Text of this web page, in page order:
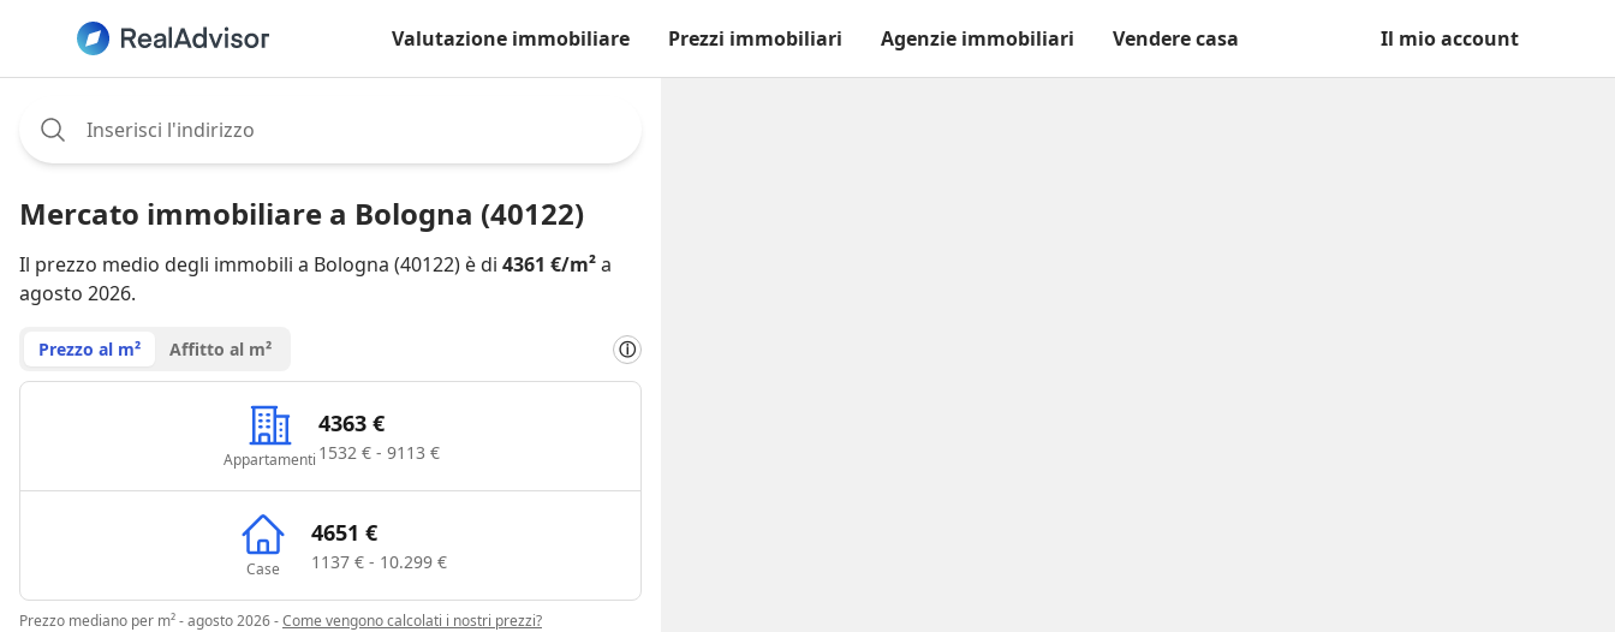
Valutazione immobiliare Prezzi immobiliari Agenzie immobiliari Vendere casa Il mio account
Mercato immobiliare a Bologna (40122)
Il prezzo medio degli immobili a Bologna (40122) è di 4361 €/m²a
agosto 2026.
Prezzo al m² Affitto al m² ⓘ
Appartamenti
4363 €
1532 € - 9113 €
Case
4651 €
1137 € - 10.299 €
Prezzo mediano per m² - agosto 2026-Come vengono calcolati i nostri prezzi?